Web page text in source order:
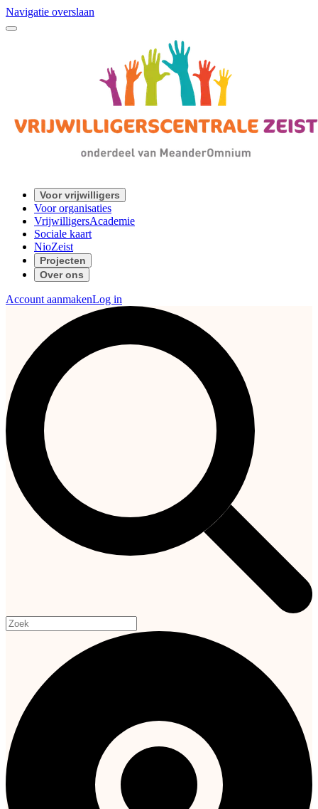
Navigatie overslaan
Voor vrijwilligers
Voor organisaties
VrijwilligersAcademie
Sociale kaart
NioZeist
Projecten
Over ons
Account aanmakenLog in